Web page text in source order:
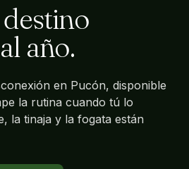
año.
en Pucón, disponible
la rutina cuando tú lo
la tinaja y la fogata están